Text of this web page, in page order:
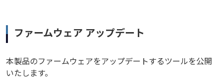
ファームウェア アップデート
本製品のファームウェアをアップデートするツールを公開
いたします。